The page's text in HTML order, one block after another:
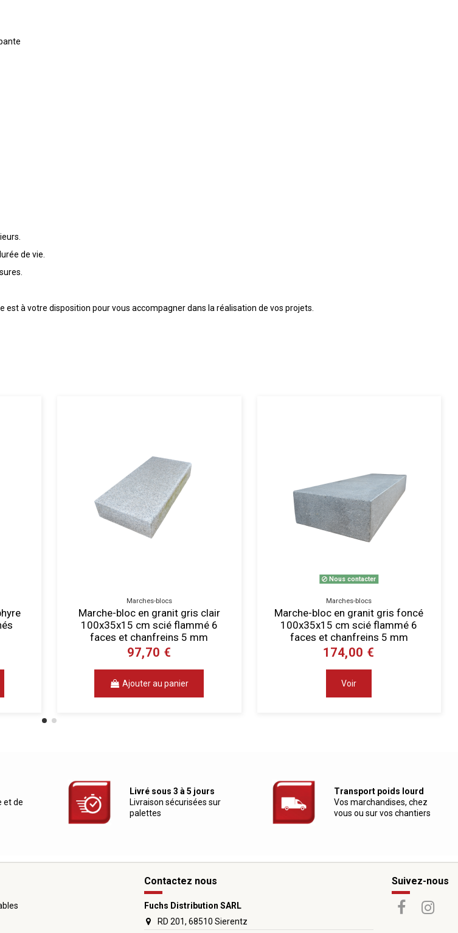
de vie.
à votre disposition pour vous accompagner dans la réalisation de vos projets.
Marches-blocs
Marche-bloc en granit gris clair
100x35x15 cm scié flammé 6
faces et chanfreins 5 mm
97,70 €
Ajouter au panier
Nous contacter
Marches-blocs
Marche-bloc en granit gris foncé
100x35x15 cm scié flammé 6
faces et chanfreins 5 mm
174,00 €
Voir
et de
Livré sous 3 à 5 jours
Livraison sécurisées sur
palettes
Transport poids lourd
Vos marchandises, chez
vous ou sur vos chantiers
Contactez nous
Fuchs Distribution SARL
RD 201, 68510 Sierentz
Suivez-nous